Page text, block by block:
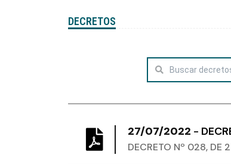
DECRETOS
27/07/2022 -
DECRETO Nº 028, DE